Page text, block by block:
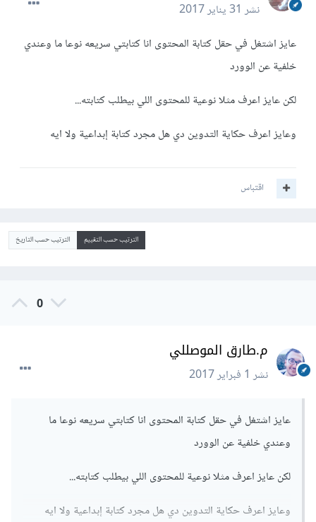
نشر31 يناير 2017
عايز اشتغل في حقل كتابة المحتوى انا كتابتي سريعه نوعا ما وعندي
خلفية عن الوورد
لكن عايز اعرف مثلا نوعية للمحتوى اللي بيطلب كتابته...
وعايز اعرف حكاية التدوين دي هل مجرد كتابة إبداعية ولا ايه
اقتباس
الترتيب حسب التقييم الترتيب حسب التاريخ
0
م.طارق الموصللي
نشر1 فبراير 2017
عايز اشتغل في حقل كتابة المحتوى انا كتابتي سريعه نوعا ما
وعندي خلفية عن الوورد
لكن عايز اعرف مثلا نوعية للمحتوى اللي بيطلب كتابته...
وعايز اعرف حكاية التدوين دي هل مجرد كتابة إبداعية ولا ايه